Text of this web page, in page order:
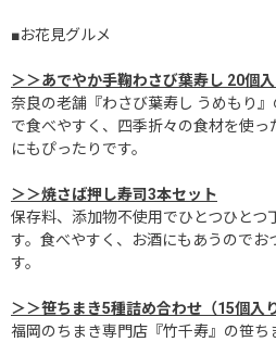
■お花見グルメ
＞＞あでやか手鞠わさび葉寿し 20個入
奈良の老舗『わさび葉寿し うめもり
で食べやすく、四季折々の食材を使
にもぴったりです。
＞＞焼さば押し寿司3本セット
保存料、添加物不使用でひとつひとつ
す。食べやすく、お酒にもあうのでお
す。
＞＞笹ちまき5種詰め合わせ（15個入り
福岡のちまき専門店『竹千寿』の笹ち